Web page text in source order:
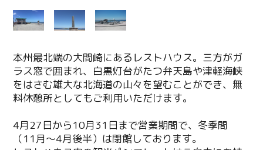
本州最北端の大間崎にあるレストハウス。三方がガ
ラス窓で囲まれ、白黒灯台がたつ弁天島や津軽海峡
をはさむ雄大な北海道の山々を望むことができ、無
料休憩所としてもご利用いただけます。
4月27日から10月31日まで営業期間で、冬季間
（11月～4月後半）は閉館しております。